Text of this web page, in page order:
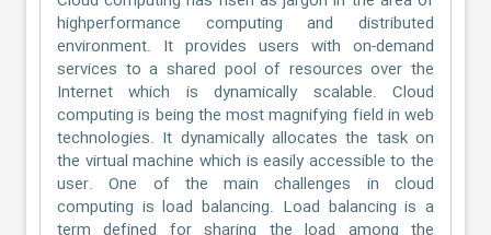
highperformance computing and distributed
environment. It provides users with on-demand
services to a shared pool of resources over the
Internet which is dynamically scalable. Cloud
computing is being the most magnifying field in web
technologies. It dynamically allocates the task on
the virtual machine which is easily accessible to the
user. One of the main challenges in cloud
computing is load balancing. Load balancing is a